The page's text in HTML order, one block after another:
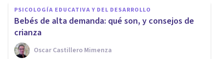
PSICOLOGÍA EDUCATIVA Y DEL DESARROLLO
Bebés de alta demanda: qué son, y consejos de
crianza
Oscar Castillero Mimenza